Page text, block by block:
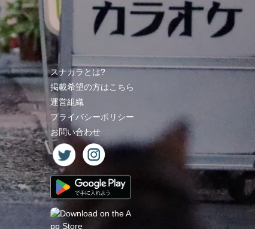
スナカラとは?
掲載希望の方はこちら
運営組織
プライバシーポリシー
お問い合わせ